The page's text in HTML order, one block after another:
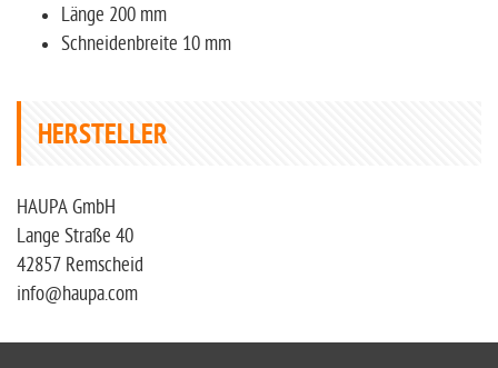
Länge 200 mm
Schneidenbreite 10 mm
HERSTELLER
HAUPA GmbH
Lange Straße 40
42857 Remscheid
info@haupa.com